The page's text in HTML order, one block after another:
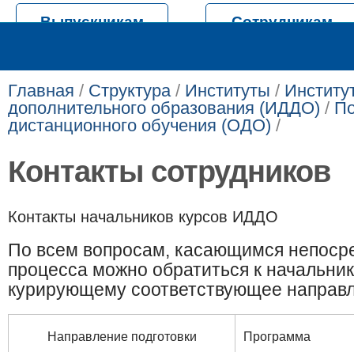
Выпускникам Сотрудникам
Главная / Структура/ Институты /
дополнительного образования (ИДДО) /
дистанционного обучения (ОДО) /
Контакты сотрудников
Контакты начальников курсов ИДДО​​
По всем вопросам, касающимся
процесса можно обратиться к
курирующему соответствующее
Направление подг​отовки Программа